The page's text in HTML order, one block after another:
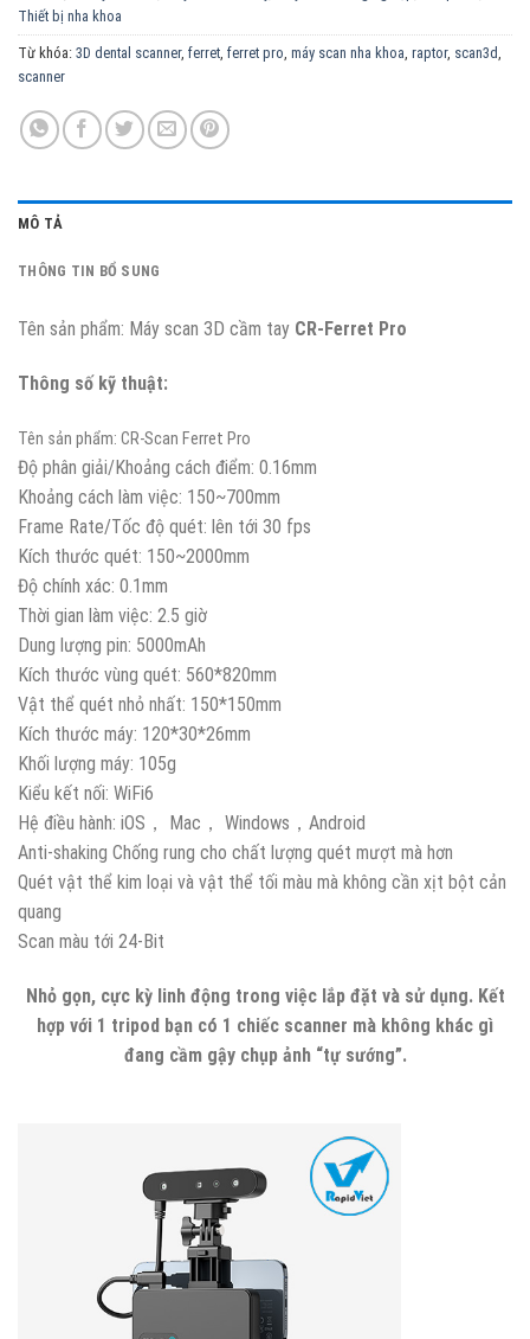
Thiết bị nha khoa
Từ khóa: 3D dental scanner, ferret, ferret pro, máy scan nha khoa, raptor, scan3d,
scanner
MÔ TẢ
THÔNG TIN BỔ SUNG
Tên sản phẩm: Máy scan 3D cầm tay CR-Ferret Pro
Thông số kỹ thuật:
Tên sản phẩm: CR-Scan Ferret Pro
Độ phân giải/Khoảng cách điểm: 0.16mm
Khoảng cách làm việc: 150~700mm
Frame Rate/Tốc độ quét: lên tới 30 fps
Kích thước quét: 150~2000mm
Độ chính xác: 0.1mm
Thời gian làm việc: 2.5 giờ
Dung lượng pin: 5000mAh
Kích thước vùng quét: 560*820mm
Vật thể quét nhỏ nhất: 150*150mm
Kích thước máy: 120*30*26mm
Khối lượng máy: 105g
Kiểu kết nối: WiFi6
Hệ điều hành: iOS， Mac， Windows，Android
Anti-shaking Chống rung cho chất lượng quét mượt mà hơn
Quét vật thể kim loại và vật thể tối màu mà không cần xịt bột cản
quang
Scan màu tới 24-Bit
Nhỏ gọn, cực kỳ linh động trong việc lắp đặt và sử dụng. Kết
hợp với 1 tripod bạn có 1 chiếc scanner mà không khác gì
đang cầm gậy chụp ảnh “tự sướng”.